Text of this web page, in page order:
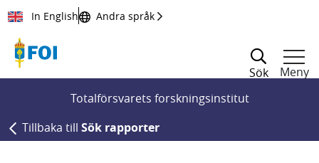
Till innehållet
In English Andra språk
Sök
Meny
Totalförsvarets forskningsinstitut
Tillbaka till Sök rapporter